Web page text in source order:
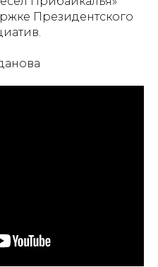
Президентского